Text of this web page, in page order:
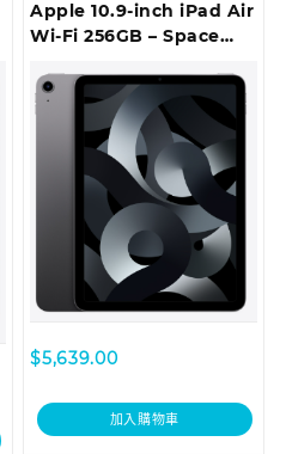
Apple 10.9-inch iPad Air
Wi-Fi 256GB – Space
$5,639.00
加入購物車